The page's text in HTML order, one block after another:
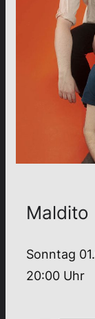
Maldito
Sonntag
20:00 Uhr